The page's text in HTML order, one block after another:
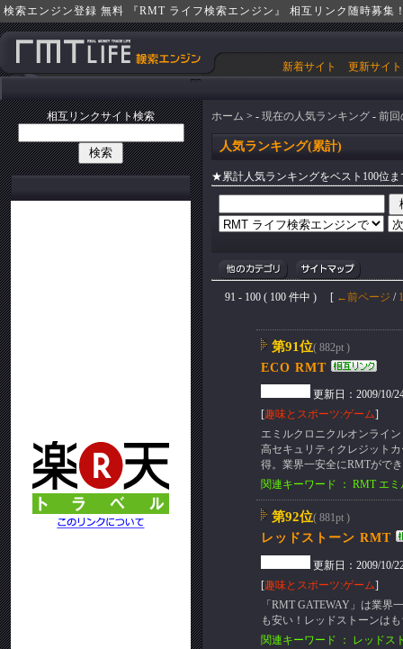
検索エンジン登録 無料 『RMT ライフ検索エンジン』 相互リンク随時募集
新着サイト 更新サイト
相互リンクサイト検索 ホーム > - 現在の人気ランキング - 前回
人気ランキング(累計)
★累計人気ランキングをベスト100位
91 - 100 ( 100 件中 ) [ ←前ページ / 1
第91位( 882pt )
ECO RMT
更新日：2009/10/
[趣味とスポーツ:ゲーム]
エミルクロニクルオンライ
高セキュリティクレジット
得。業界一安全にRMTがで
関連キーワード ： RMT エ
第92位( 881pt )
レッドストーン RMT
更新日：2009/10/
[趣味とスポーツ:ゲーム]
「RMT GATEWAY」は業
も安い！レッドストーンは
関連キーワード ： レッドス